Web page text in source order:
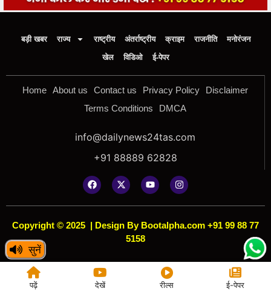
सुनें
बड़ी खबर राज्य राष्ट्रीय अंतर्राष्ट्रीय क्राइम राजनीति
मनोरंजन
खेल
विडिओ ई-पेपर
Home About us Contact us Privacy Policy
Disclaimer
Terms Conditions
DMCA
info@dailynews24tas.com
+91 88889 62828
Copyright © 2025 | Design By Bootalpha.com +91 99 88 77
5158
पढ़ें देखें रील्स ई-पेपर